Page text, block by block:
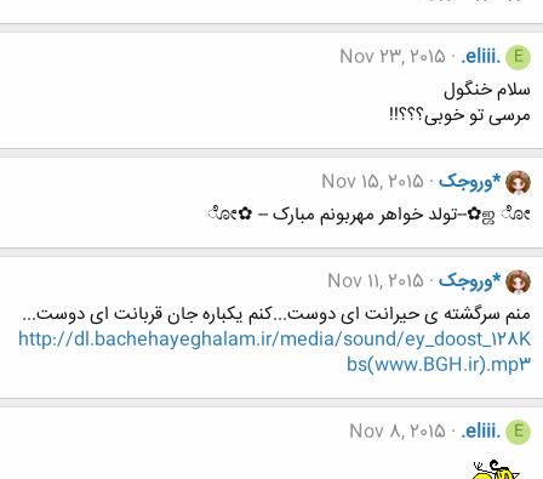
E
.eliii.
Nov 23, 2015
سلام خنگول
مرسی تو خوبی؟؟؟!!
*وروجک Nov 15, 2015
ஜ ೋ✿--تولد خواهر مهربونم مبارک -- ✿ೋ
*وروجک Nov 11, 2015
منم سرگشته ی حیرانت ای دوست...کنم یکباره جان قربانت ای دوست...
http://dl.bachehayeghalam.ir/media/sound/ey_doost_128K
bs(www.BGH.ir).mp3
E
.eliii.
Nov 8, 2015